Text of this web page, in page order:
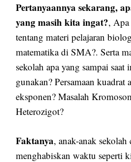
Pertanyaannya sekarang,
yang masih kita ingat?,
tentang materi pelajaran
matematika di SMA?. Serta
sekolah apa yang sampai saat
gunakan? Persamaan kuadrat
eksponen? Masalah
Heterozigot?
Faktanya, anak-anak
menghabiskan waktu seperti